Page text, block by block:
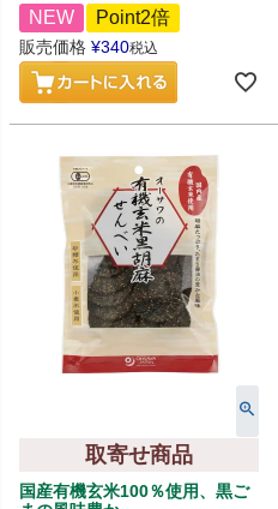
NEW Point2倍
販売価格 ¥340税込
取寄せ商品
国産有機玄米100％使用、黒ご